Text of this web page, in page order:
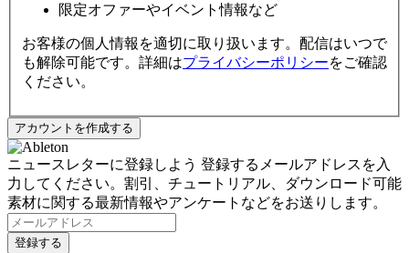
限定オファーやイベント情報など
お客様の個人情報を適切に取り扱います。配信はいつで
も解除可能です。詳細はプライバシーポリシーをご確認
ください。
ニュースレターに登録しよう 登録するメールアドレスを入
力してください。割引、チュートリアル、ダウンロード可能
素材に関する最新情報やアンケートなどをお送りします。